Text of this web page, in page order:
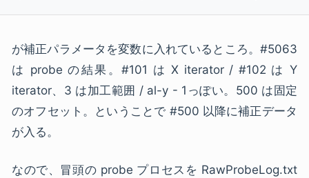
が補正パラメータを変数に入れているところ。#5063
は probe の結果。#101 は X iterator / #102 は Y
iterator、3 は加工範囲 / al-y - 1っぽい。500 は固定
のオフセット。ということで #500 以降に補正データ
が入る。
なので、冒頭の probe プロセスを RawProbeLog.txt